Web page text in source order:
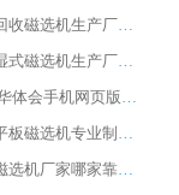
2026尾矿回收磁选机生产厂家哪家好_行业推荐华体会手机网页版-华体会(中国)
2026靠谱湿式磁选机生产厂家推荐 华体会手机网页版-华体会(中国) 技术与实力兼具
2026 潍坊华体会手机网页版-华体会(中国) _矿用 RCT永磁滚筒提纯设备 厂家实力与应用优势全解析
2026永磁平板磁选机专业制造 华体会手机网页版-华体会(中国) 靠谱生产厂家
2026河沙磁选机厂家哪家靠谱?华体会手机网页版-华体会(中国) 优质河沙磁选机厂家推荐